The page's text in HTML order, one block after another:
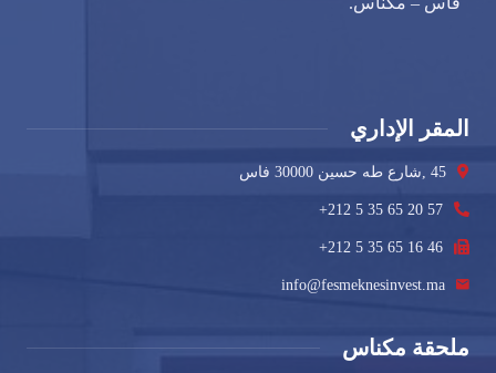
المقر الإداري
45 ,شارع طه حسين 30000 فاس
+212 5 35 65 20 57
+212 5 35 65 16 46
info@fesmeknesinvest.ma
ملحقة مكناس